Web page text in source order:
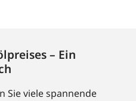
– Ein
Sie viele spannende